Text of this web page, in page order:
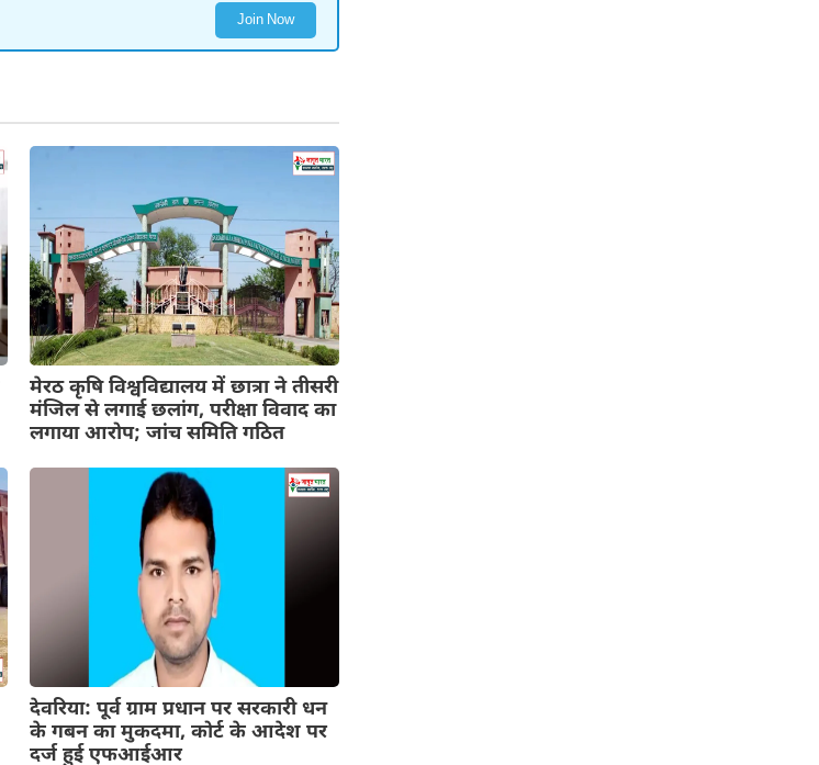
Join Now
मेरठ कृषि विश्वविद्यालय में छात्रा ने तीसरी
मंजिल से लगाई छलांग, परीक्षा विवाद का
लगाया आरोप; जांच समिति गठित
देवरिया: पूर्व ग्राम प्रधान पर सरकारी धन
के गबन का मुकदमा, कोर्ट के आदेश पर
दर्ज हुई एफआईआर